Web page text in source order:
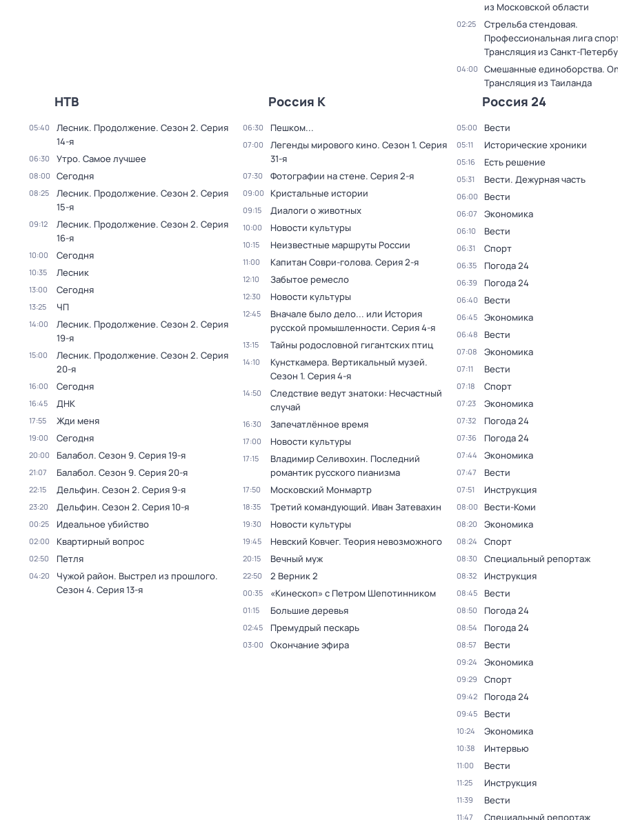
из Московской области
02:25
Стрельба стендовая.
Профессиональная лига
Трансляция из Санкт-
04:00
Смешанные единоборства.
Трансляция из Таиланда
НТВ
05:40 Лесник. Продолжение. Сезон 2. Серия
14-я
06:30 Утро. Самое лучшее
08:00 Сегодня
08:25 Лесник. Продолжение. Сезон 2. Серия
15-я
09:12 Лесник. Продолжение. Сезон 2. Серия
16-я
10:00 Сегодня
10:35 Лесник
13:00 Сегодня
13:25 ЧП
14:00 Лесник. Продолжение. Сезон 2. Серия
19-я
15:00 Лесник. Продолжение. Сезон 2. Серия
20-я
16:00 Сегодня
16:45 ДНК
17:55 Жди меня
19:00 Сегодня
20:00 Балабол. Сезон 9. Серия 19-я
21:07 Балабол. Сезон 9. Серия 20-я
22:15 Дельфин. Сезон 2. Серия 9-я
23:20 Дельфин. Сезон 2. Серия 10-я
00:25 Идеальное убийство
02:00 Квартирный вопрос
02:50 Петля
04:20 Чужой район. Выстрел из прошлого.
Сезон 4. Серия 13-я
Россия К
06:30 Пешком...
07:00 Легенды мирового кино. Сезон 1. Серия
31-я
07:30 Фотографии на стене. Серия 2-я
09:00 Кристальные истории
09:15 Диалоги о животных
10:00 Новости культуры
10:15 Неизвестные маршруты России
11:00 Капитан Соври-голова. Серия 2-я
12:10 Забытое ремесло
12:30 Новости культуры
12:45
Вначале было дело... или История
русской промышленности. Серия 4-я
13:15 Тайны родословной гигантских птиц
14:10 Кунсткамера. Вертикальный музей.
Сезон 1. Серия 4-я
14:50
Следствие ведут знатоки: Несчастный
случай
16:30 Запечатлённое время
17:00 Новости культуры
17:15
Владимир Селивохин. Последний
романтик русского пианизма
17:50 Московский Монмартр
18:35 Третий командующий. Иван Затевахин
19:30 Новости культуры
19:45 Невский Ковчег. Теория невозможного
20:15 Вечный муж
22:50 2 Верник 2
00:35 «Кинескоп» с Петром Шепотинником
01:15 Большие деревья
02:45 Премудрый пескарь
03:00 Окончание эфира
Россия 24
05:00 Вести
05:11 Исторические хроники
05:16 Есть решение
05:31 Вести. Дежурная часть
06:00 Вести
06:07 Экономика
06:10 Вести
06:31 Спорт
06:35 Погода 24
06:39 Погода 24
06:40 Вести
06:45 Экономика
06:48 Вести
07:08 Экономика
07:11 Вести
07:18 Спорт
07:23 Экономика
07:32 Погода 24
07:36 Погода 24
07:44 Экономика
07:47 Вести
07:51 Инструкция
08:00 Вести-Коми
08:20 Экономика
08:24 Спорт
08:30 Специальный репортаж
08:32 Инструкция
08:45 Вести
08:50 Погода 24
08:54 Погода 24
08:57 Вести
09:24 Экономика
09:29 Спорт
09:42 Погода 24
09:45 Вести
10:24 Экономика
10:38 Интервью
11:00 Вести
11:25 Инструкция
11:39 Вести
11:47 Специальный репортаж